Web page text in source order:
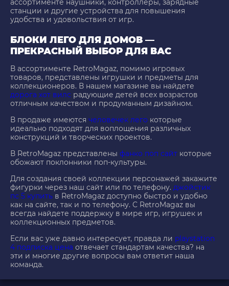
ассортименте наушники, контроллеры, зарядные
станции и другие устройства для повышения
удобства и удовольствия от игр.
БЛОКИ ЛЕГО ДЛЯ ДОМОВ —
ПРЕКРАСНЫЙ ВЫБОР ДЛЯ ВАС
В ассортименте RetroMagaz, помимо игровых
товаров, представлены игрушки и предметы для
коллекционеров. В нашем магазине вы найдете
дорога хот вилс радующие детей всех возрастов
отличным качеством и продуманным дизайном.
В продаже имеются человечек лего которые
идеально подходят для воплощения различных
конструкций и творческих проектов.
В RetroMagaz представлены фанко поп сайт которые
обожают поклонники поп-культуры.
Для создания своей коллекции персонажей закажите
фигурки через наш сайт или по телефону. джойстик
пс 5 купить в RetroMagaz доступно быстро и удобно
как на сайте, так и по телефону. С RetroMagaz вы
всегда найдете поддержку в мире игр, игрушек и
коллекционных предметов.
Если вас уже давно интересует, правда ли playstation
4 подписка цена отвечает стандартам качества? на
эти и многие другие вопросы вам ответит наша
команда.